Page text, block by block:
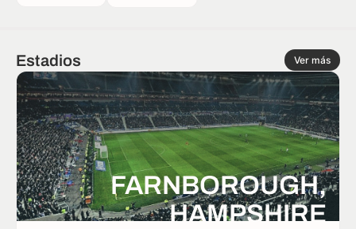
Estadios Ver más
FARNBOROUGH,
HAMPSHIRE